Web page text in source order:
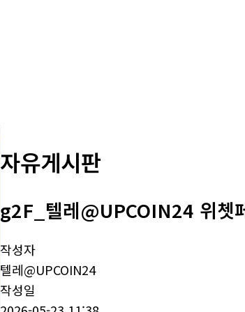
자유게시판
g2F_텔레@UPCOIN24 위쳇
작성자
텔레@UPCOIN24
작성일